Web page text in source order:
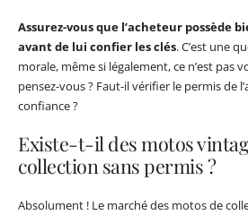
Assurez-vous que l’acheteur possède
avant de lui confier les clés. C’est une
morale, même si légalement, ce n’est pas
pensez-vous ? Faut-il vérifier le permis de
confiance ?
Existe-t-il des motos
collection sans permis ?
Absolument ! Le marché des motos de